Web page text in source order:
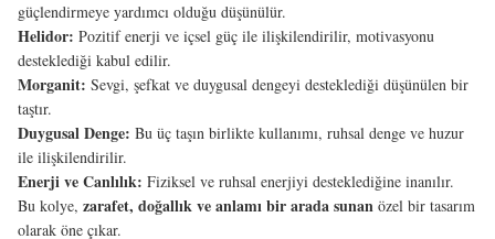
güçlendirmeye yardımcı olduğu düşünülür.
Helidor: Pozitif enerji ve içsel güç ile ilişkilendirilir, motivasyonu
desteklediği kabul edilir.
Morganit: Sevgi, şefkat ve duygusal dengeyi desteklediği düşünülen bir
taştır.
Duygusal Denge: Bu üç taşın birlikte kullanımı, ruhsal denge ve huzur
ile ilişkilendirilir.
Enerji ve Canlılık: Fiziksel ve ruhsal enerjiyi desteklediğine inanılır.
Bu kolye, zarafet, doğallık ve anlamı bir arada sunan özel bir tasarım
olarak öne çıkar.